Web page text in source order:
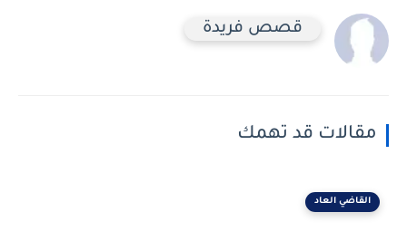
قصص فريدة
مقالات قد تهمك
القاضي العاد